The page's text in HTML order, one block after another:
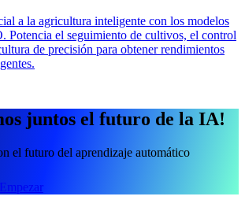
a la agricultura inteligente con los modelos
Potencia el seguimiento de cultivos, el control
de precisión para obtener rendimientos
juntos el futuro de la IA!
el futuro del aprendizaje automático
Empezar